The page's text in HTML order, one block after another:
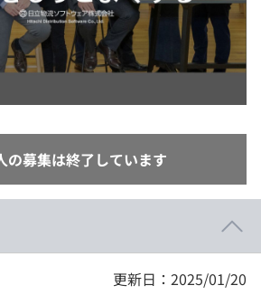
の募集は終了しています
更新日：2025/01/20